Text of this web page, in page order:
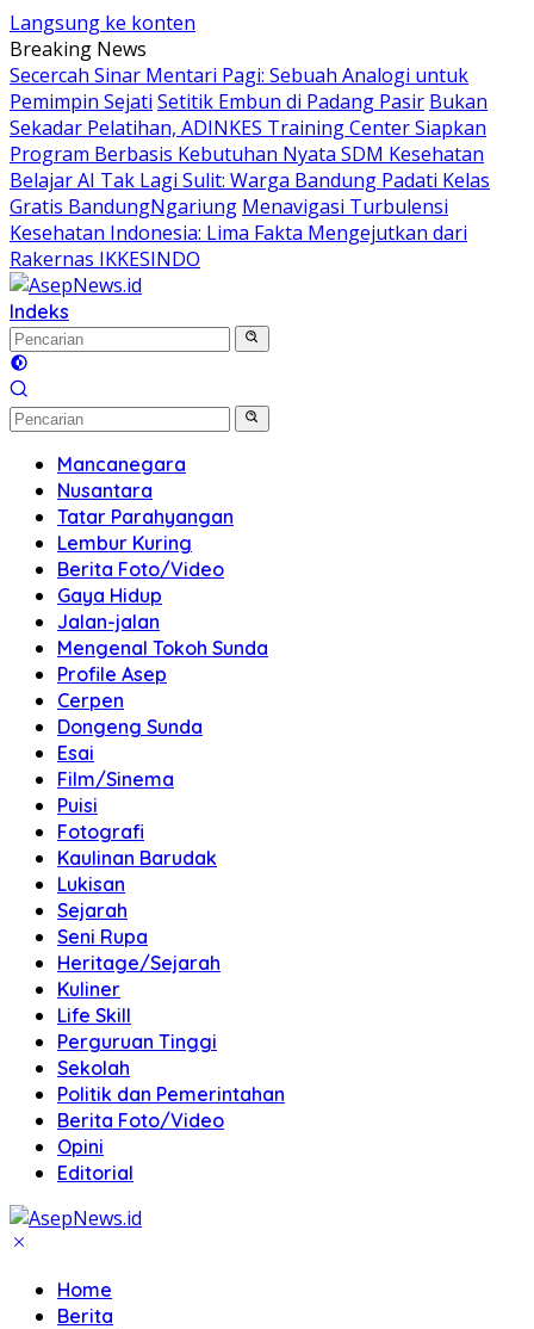
Langsung ke konten
Breaking News
Secercah Sinar Mentari Pagi: Sebuah Analogi untuk
Pemimpin Sejati Setitik Embun di Padang Pasir Bukan
Sekadar Pelatihan, ADINKES Training Center Siapkan
Program Berbasis Kebutuhan Nyata SDM Kesehatan
Belajar AI Tak Lagi Sulit: Warga Bandung Padati Kelas
Gratis BandungNgariung Menavigasi Turbulensi
Kesehatan Indonesia: Lima Fakta Mengejutkan dari
Rakernas IKKESINDO
Indeks
Mancanegara
Nusantara
Tatar Parahyangan
Lembur Kuring
Berita Foto/Video
Gaya Hidup
Jalan-jalan
Mengenal Tokoh Sunda
Profile Asep
Cerpen
Dongeng Sunda
Esai
Film/Sinema
Puisi
Fotografi
Kaulinan Barudak
Lukisan
Sejarah
Seni Rupa
Heritage/Sejarah
Kuliner
Life Skill
Perguruan Tinggi
Sekolah
Politik dan Pemerintahan
Berita Foto/Video
Opini
Editorial
Home
Berita